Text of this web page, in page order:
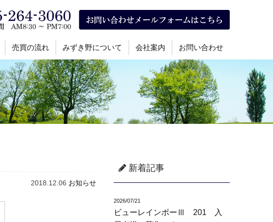
売買の流れ みずき野について 会社案内 お問い合わせ
2018.12.06 お知らせ
新着記事
2026/07/21
ビューレインボーⅢ 201 入